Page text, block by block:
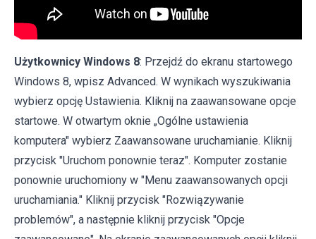
Użytkownicy Windows 8: Przejdź do ekranu startowego
Windows 8, wpisz Advanced. W wynikach wyszukiwania
wybierz opcję Ustawienia. Kliknij na zaawansowane opcje
startowe. W otwartym oknie „Ogólne ustawienia
komputera" wybierz Zaawansowane uruchamianie. Kliknij
przycisk "Uruchom ponownie teraz". Komputer zostanie
ponownie uruchomiony w "Menu zaawansowanych opcji
uruchamiania." Kliknij przycisk "Rozwiązywanie
problemów", a następnie kliknij przycisk "Opcje